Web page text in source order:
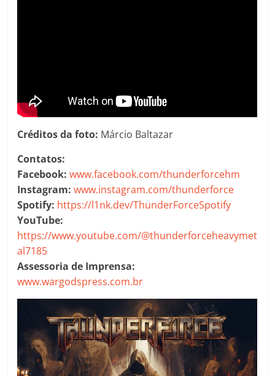
Créditos da foto: Márcio Baltazar
Contatos:
Facebook:www.facebook.com/thunderforcehm
Instagram:www.instagram.com/thunderforce
Spotify: https://l1nk.dev/ThunderForceSpotify
YouTube:
https://www.youtube.com/@thunderforceheavymet
al7185
Assessoria de Imprensa:
www.wargodspress.com.br